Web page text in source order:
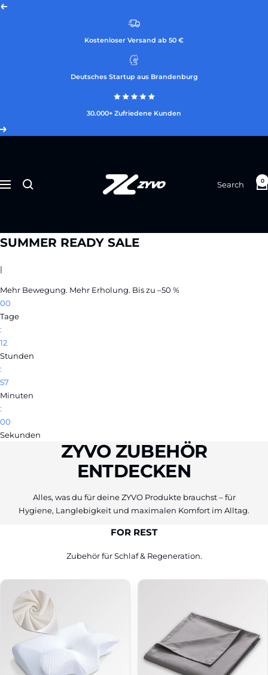
Skip
Previous
Kostenloser Versand ab 50 €
Deutsches Startup aus Brandenburg
30.000+ Zufriedene Kunden
Next
Navigation Search 0
SUMMER READY SALE
|
Mehr Bewegung. Mehr Erholung. Bis zu –50 %
00
Tage
:
12
Stunden
:
56
Minuten
:
59
Sekunden
ZYVO ZUBEHÖR
ENTDECKEN
Alles, was du für deine ZYVO Produkte brauchst – für
Hygiene, Langlebigkeit und maximalen Komfort im Alltag.
FOR REST
Zubehör für Schlaf & Regeneration.